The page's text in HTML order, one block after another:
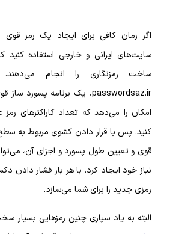
اگر زمان کافی برای ایجاد یک رمز قوی
سایت‌های ایرانی و خارجی استفاده کنید
ساخت رمزنگاری را انجام
passwordsaz.ir، یک برنامه پسورد ساز
امکان را می‌دهد که تعداد کاراکتر‌های
کنید. پس با قرار دادن کشوی مربوط به
قوی و تعیین طول پسورد و اجزای آن،
نیاز خود ایجاد کرد. با هر بار فشار دادن
رمزی جدید را برای شما می‌سازد.
البته به یاد سپاری چنین رمز‌هایی بسیار